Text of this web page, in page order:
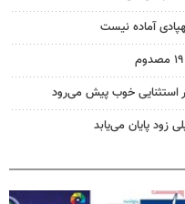
آماده نیست
استثنایی خوب پیش می‌رود
زود پایان می‌یابد